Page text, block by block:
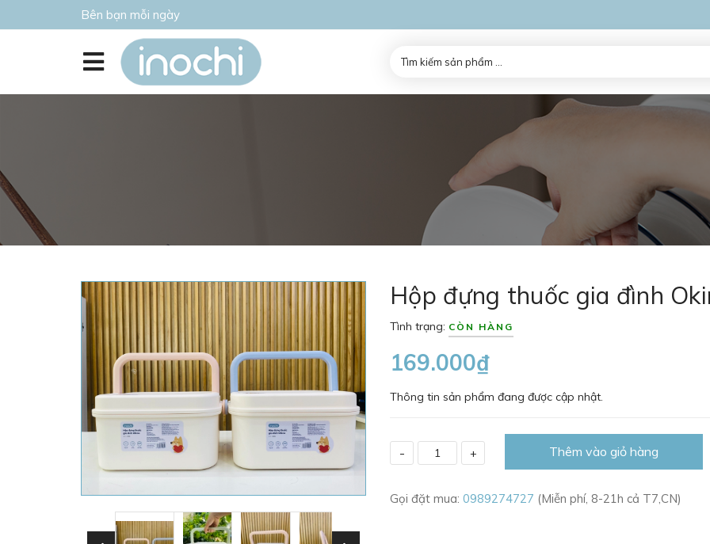
Bên bạn mỗi ngày
Hộp đựng thuốc gia đình
Tình trạng: CÒN HÀNG
169.000₫
Thông tin sản phẩm đang được cập nhật.
- + Thêm vào giỏ hàng
Gọi đặt mua: 0989274727 (Miễn phí, 8-21h cả T7,CN)